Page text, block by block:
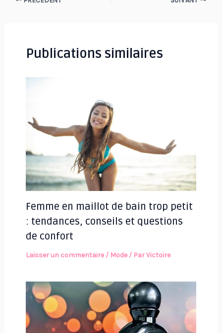
Publications similaires
Femme en maillot de bain trop petit
: tendances, conseils et questions
de confort
Laisser un commentaire / Mode/ ParVictoire